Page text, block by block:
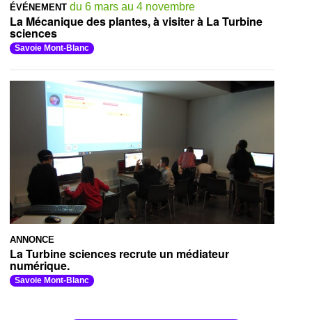
ÉVÉNEMENT du 6 mars au 4 novembre
La Mécanique des plantes, à visiter à La Turbine
sciences
Savoie Mont-Blanc
ANNONCE
La Turbine sciences recrute un médiateur
numérique.
Savoie Mont-Blanc